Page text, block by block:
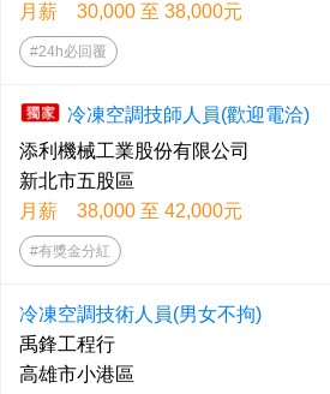
月薪 30,000 至 38,000元
#24h必回覆
冷凍空調技師人員(歡迎電洽)
添利機械工業股份有限公司
新北市五股區
月薪 38,000 至 42,000元
#有獎金分紅
冷凍空調技術人員(男女不拘)
禹鋒工程行
高雄市小港區